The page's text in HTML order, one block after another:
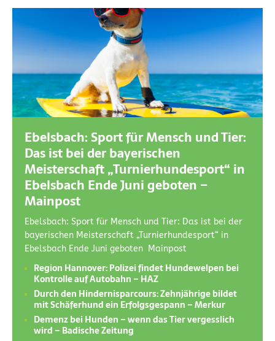
Ebelsbach: Sport für Mensch und Tier:
Das ist bei der bayerischen
Meisterschaft „Turnierhundesport“ in
Ebelsbach Ende Juni geboten –
Mainpost
Ebelsbach: Sport für Mensch und Tier: Das ist bei der
bayerischen Meisterschaft „Turnierhundesport“ in
Ebelsbach Ende Juni geboten Mainpost
Region Hannover: Polizei findet Hundewelpen bei
Kontrolle auf Autobahn – HAZ
Durch den Hindernisparcours: Zehnjährige bildet
mit Schäferhund ein Erfolgsgespann – Merkur
Demenz bei Hunden – wenn das Tier vergesslich
wird – Badische Zeitung